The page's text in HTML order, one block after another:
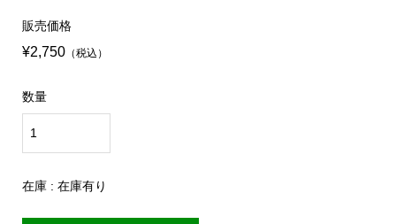
販売価格
¥2,750（税込）
数量
在庫 : 在庫有り